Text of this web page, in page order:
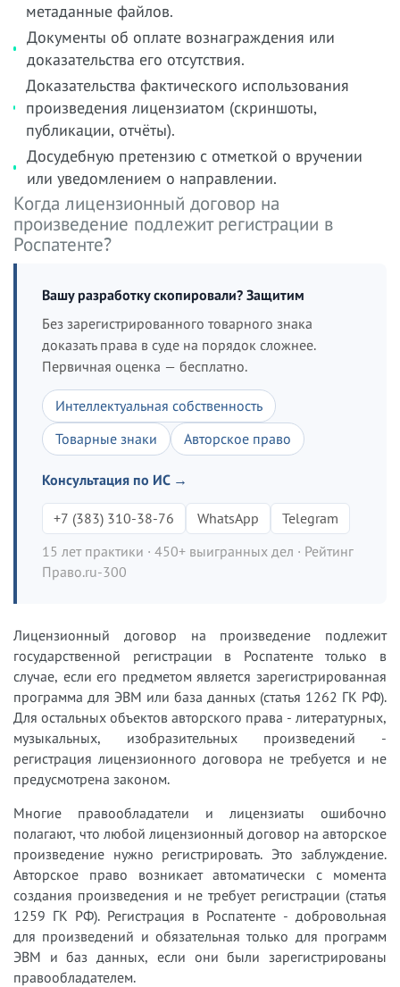
метаданные файлов.
Документы об оплате вознаграждения или
доказательства его отсутствия.
Доказательства фактического использования
произведения лицензиатом (скриншоты,
публикации, отчёты).
Досудебную претензию с отметкой о вручении
или уведомлением о направлении.
Когда лицензионный договор на
произведение подлежит регистрации в
Роспатенте?
Вашу разработку скопировали? Защитим
Без зарегистрированного товарного знака
доказать права в суде на порядок сложнее.
Первичная оценка — бесплатно.
Интеллектуальная собственность
Товарные знаки
Авторское право
Консультация по ИС →
+7 (383) 310-38-76 WhatsApp
Telegram
15 лет практики · 450+ выигранных дел · Рейтинг
Право.ru-300
Лицензионный договор на произведение подлежит
государственной регистрации в Роспатенте только в
случае, если его предметом является зарегистрированная
программа для ЭВМ или база данных (статья 1262 ГК РФ).
Для остальных объектов авторского права - литературных,
музыкальных, изобразительных произведений -
регистрация лицензионного договора не требуется и не
предусмотрена законом.
Многие правообладатели и лицензиаты ошибочно
полагают, что любой лицензионный договор на авторское
произведение нужно регистрировать. Это заблуждение.
Авторское право возникает автоматически с момента
создания произведения и не требует регистрации (статья
1259 ГК РФ). Регистрация в Роспатенте - добровольная
для произведений и обязательная только для программ
ЭВМ и баз данных, если они были зарегистрированы
правообладателем.